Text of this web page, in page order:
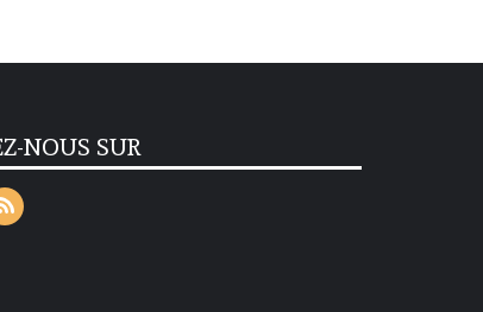
NOUS SUR